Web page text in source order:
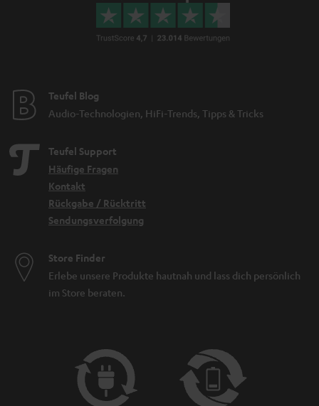
Teufel Blog
Audio-Technologien, HiFi-Trends, Tipps & Tricks
Teufel Support
Häufige Fragen
Kontakt
Rückgabe / Rücktritt
Sendungsverfolgung
Store Finder
Erlebe unsere Produkte hautnah und lass dich persönlich
im Store beraten.